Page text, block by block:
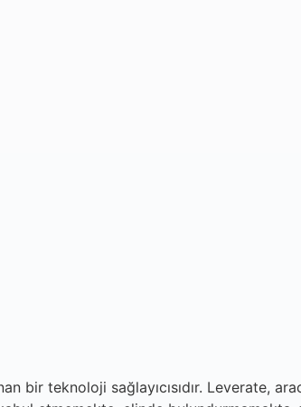
teknoloji sağlayıcısıdır. Leverate,